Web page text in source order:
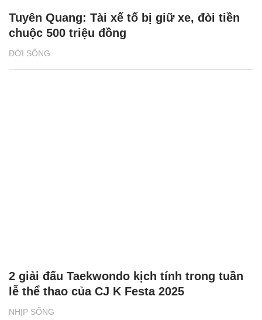
ĐỜI SỐNG
Tuyên Quang: Tài xế tố bị giữ xe, đòi tiền
chuộc 500 triệu đồng
NHỊP SỐNG
2 giải đấu Taekwondo kịch tính trong tuần
lễ thể thao của CJ K Festa 2025